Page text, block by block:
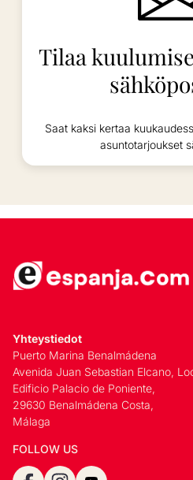
Tilaa
Saat kaksi kertaa
asuntotarjoukset
Yhteystiedot
Puerto Marina Benalmádena
Avenida Juan Sebastian Elcano,
Edificio Palacio de Poniente,
29630 Benalmádena Costa,
Málaga
FOLLOW US